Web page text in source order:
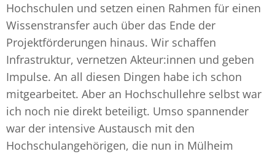
Hochschulen und setzen einen Rahmen für einen
Wissenstransfer auch über das Ende der
Projektförderungen hinaus. Wir schaffen
Infrastruktur, vernetzen Akteur:innen und geben
Impulse. An all diesen Dingen habe ich schon
mitgearbeitet. Aber an Hochschullehre selbst war
ich noch nie direkt beteiligt. Umso spannender
war der intensive Austausch mit den
Hochschulangehörigen, die nun in Mülheim